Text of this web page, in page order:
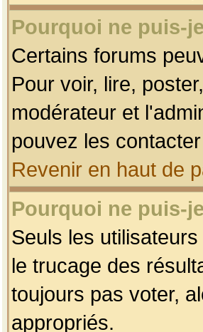
Pourquoi ne puis-
Certains forums
Pour voir, lire,
modérateur et
pouvez les
Revenir en haut de
Pourquoi ne puis-
Seuls les
le trucage des
toujours pas voter,
appropriés.